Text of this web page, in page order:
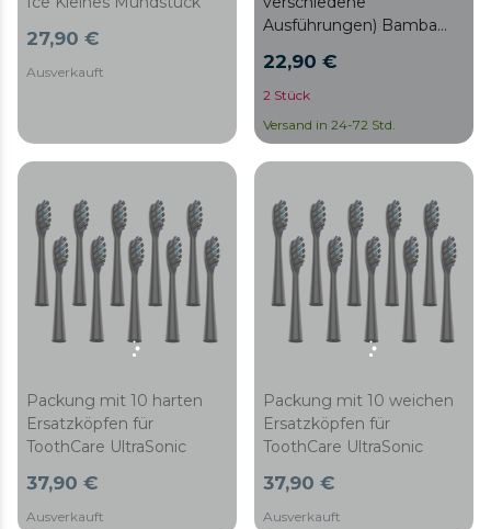
27,90 €
Ausverkauft
Ausführungen) Bamba
22,90 €
2 Stück
Versand in 24-72 Std.
Packung mit 10 harten
Ersatzköpfen für
ToothCare UltraSonic
37,90 €
Ausverkauft
Packung mit 10 weichen
Ersatzköpfen für
ToothCare UltraSonic
37,90 €
Ausverkauft